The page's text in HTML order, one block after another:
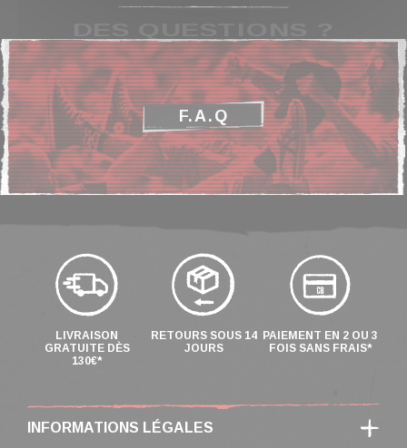
F.A.Q
LIVRAISON
GRATUITE DÈS
130€*
RETOURS SOUS 14
JOURS
PAIEMENT EN 2 OU 3
FOIS SANS FRAIS*
INFORMATIONS LÉGALES